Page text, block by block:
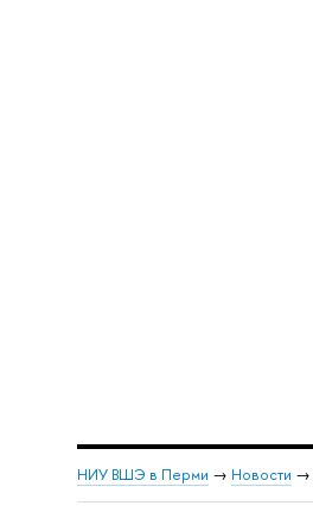
НИУ ВШЭ в Перми → Новости →